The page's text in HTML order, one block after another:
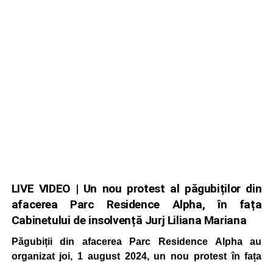
LIVE VIDEO | Un nou protest al păgubiților din
afacerea Parc Residence Alpha, în fața
Cabinetului de insolvență Jurj Liliana Mariana
Păgubiții din afacerea Parc Residence Alpha au
organizat joi, 1 august 2024, un nou protest în fața